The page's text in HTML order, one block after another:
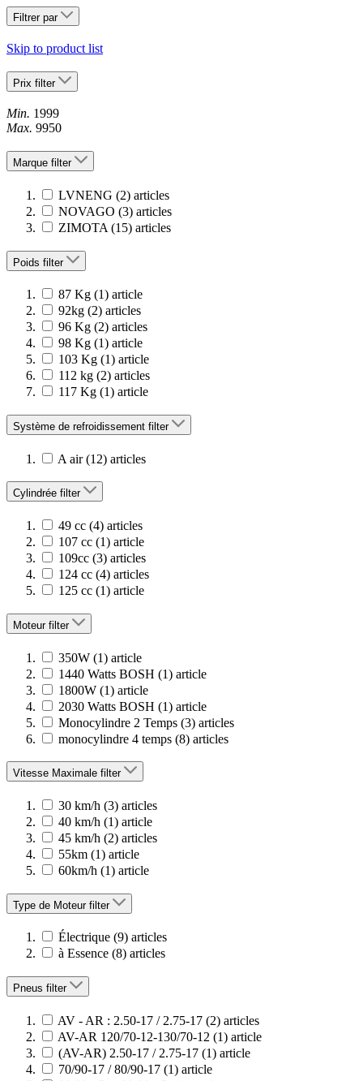
Filtrer par
Skip to product list
Prix filter
Min. 1999
Max. 9950
Marque filter
LVNENG (2) articles
NOVAGO (3) articles
ZIMOTA (15) articles
Poids filter
87 Kg (1) article
92kg (2) articles
96 Kg (2) articles
98 Kg (1) article
103 Kg (1) article
112 kg (2) articles
117 Kg (1) article
Système de refroidissement filter
A air (12) articles
Cylindrée filter
49 cc (4) articles
107 cc (1) article
109cc (3) articles
124 cc (4) articles
125 cc (1) article
Moteur filter
350W (1) article
1440 Watts BOSH (1) article
1800W (1) article
2030 Watts BOSH (1) article
Monocylindre 2 Temps (3) articles
monocylindre 4 temps (8) articles
Vitesse Maximale filter
30 km/h (3) articles
40 km/h (1) article
45 km/h (2) articles
55km (1) article
60km/h (1) article
Type de Moteur filter
Électrique (9) articles
à Essence (8) articles
Pneus filter
AV - AR : 2.50-17 / 2.75-17 (2) articles
AV-AR 120/70-12-130/70-12 (1) article
(AV-AR) 2.50-17 / 2.75-17 (1) article
70/90-17 / 80/90-17 (1) article